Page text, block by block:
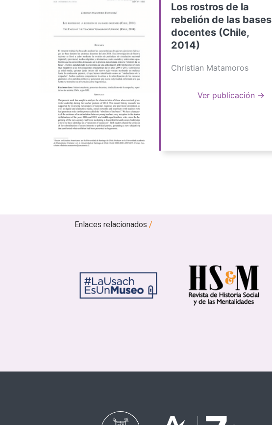
Los rostros de la
rebelión de las bases
docentes (Chile,
2014)
Christian Matamoros
Ver publicación →
Enlaces relacionados/